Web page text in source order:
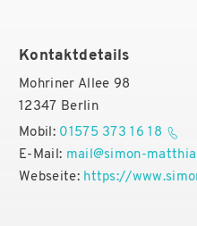
Kontaktdetails
Mohriner Allee 98
12347 Berlin
Mobil: 01575 373 16 18
E-Mail: mail@simon-
Webseite: https://